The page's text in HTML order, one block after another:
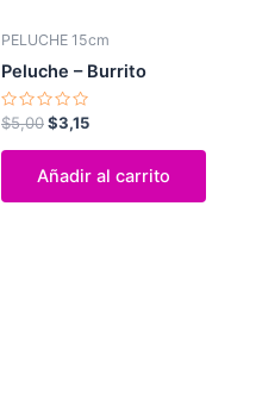
PELUCHE 15cm
Peluche – Burrito
Valorado
con
0
$5,00$3,15
Añadir al carrito